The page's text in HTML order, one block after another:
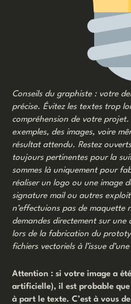
Conseils du graphiste : votre
précise. Évitez les textes trop
compréhension de votre projet.
exemples, des images, voire
résultat attendu. Restez
toujours pertinentes pour la
sommes là uniquement pour
réaliser un logo ou une image
signature mail ou autres
n’effectuions pas de maquette
demandes directement sur
lors de la fabrication du
fichiers vectoriels à l’issue
Attention : si votre image a
artificielle), il est probable
à part le texte. C’est à vous